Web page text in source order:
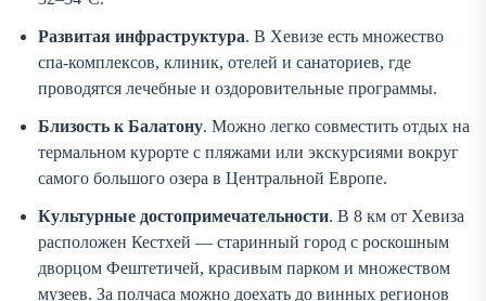
Развитая инфраструктура. В Хевизе есть множество
спа-комплексов, клиник, отелей и санаториев, где
проводятся лечебные и оздоровительные программы.
Близость к Балатону. Можно легко совместить отдых на
термальном курорте с пляжами или экскурсиями вокруг
самого большого озера в Центральной Европе.
Культурные достопримечательности. В 8 км от Хевиза
расположен Кестхей — старинный город с роскошным
дворцом Фештетичей, красивым парком и множеством
музеев. За полчаса можно доехать до винных регионов